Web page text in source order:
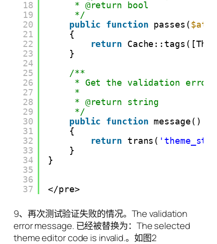
18
19
20
21
22
23
24
25
26
27
28
29
30
31
32
33
34
35
36
37
* @return bool
*/
public
function passes(
{
return
}
/**
* Get the validation error
*
* @return string
*/
public
function message()
{
return
trans(
}
}
</pre>
9、再次测试验证失败的情况。The validation
error message. 已经被替换为：The selected
theme editor code is invalid.。如图2